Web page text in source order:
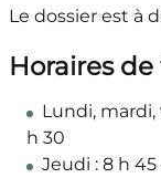
Le dossier est à
Horaires
Lundi, mardi,
h 30
Jeudi : 8 h 45